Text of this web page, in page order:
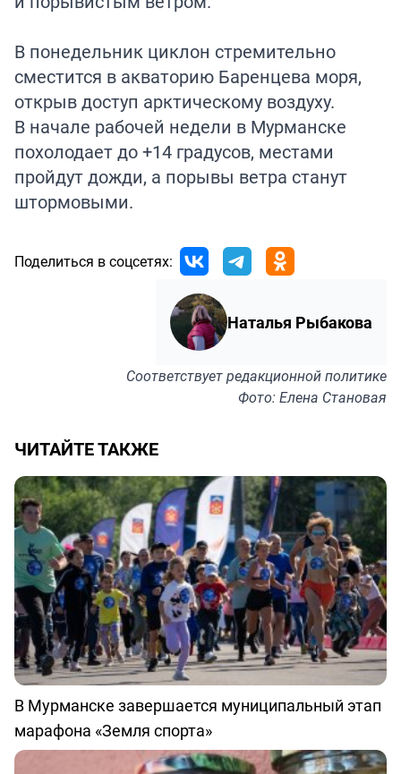
В понедельник циклон стремительно
сместится в акваторию Баренцева моря,
открыв доступ арктическому воздуху.
В начале рабочей недели в Мурманске
похолодает до +14 градусов, местами
пройдут дожди, а порывы ветра станут
штормовыми.
Поделиться в соцсетях:
Наталья Рыбакова
Соответствуетредакционной политике
Фото: Елена Становая
ЧИТАЙТЕ ТАКЖЕ
В Мурманске завершается муниципальный этап
марафона «Земля спорта»